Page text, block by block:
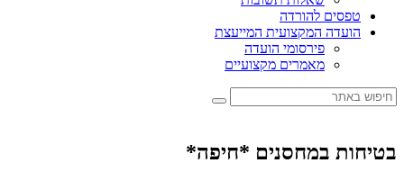
טפסים להורדה
הועדה המקצועית המייעצת
פירסומי הועדה
מאמרים מקצועיים
בטיחות במחסנים *חיפה*